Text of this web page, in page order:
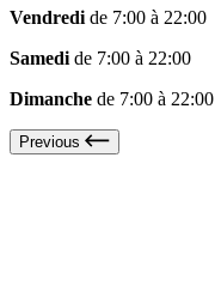
Vendredi de 7:00 à 22:00
Samedi de 7:00 à 22:00
Dimanche de 7:00 à 22:00
Previous